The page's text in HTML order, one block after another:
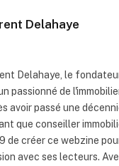
Delahaye
Delahaye, le
passionné de
avoir passé une
que conseiller
de créer ce webzine
avec ses lecteurs.